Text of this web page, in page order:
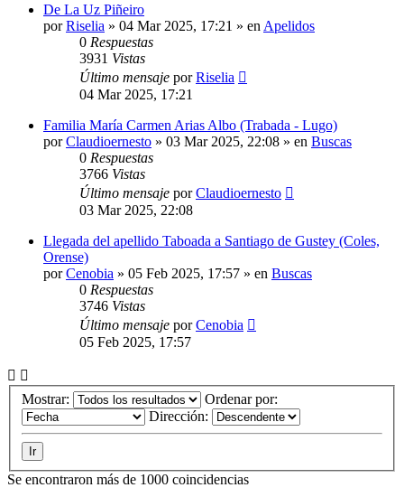
De La Uz Piñeiro
porRiselia » 04 Mar 2025, 17:21 » en Apelidos
0 Respuestas
3931 Vistas
Último mensaje porRiselia
04 Mar 2025, 17:21
Familia María Carmen Arias Albo (Trabada - Lugo)
porClaudioernesto » 03 Mar 2025, 22:08 » en Buscas
0 Respuestas
3766 Vistas
Último mensaje porClaudioernesto
03 Mar 2025, 22:08
Llegada del apellido Taboada a Santiago de Gustey (Coles,
Orense)
porCenobia » 05 Feb 2025, 17:57 » en Buscas
0 Respuestas
3746 Vistas
Último mensaje porCenobia
05 Feb 2025, 17:57
Mostrar:
Ordenar por:
Dirección:
Se encontraron más de 1000 coincidencias